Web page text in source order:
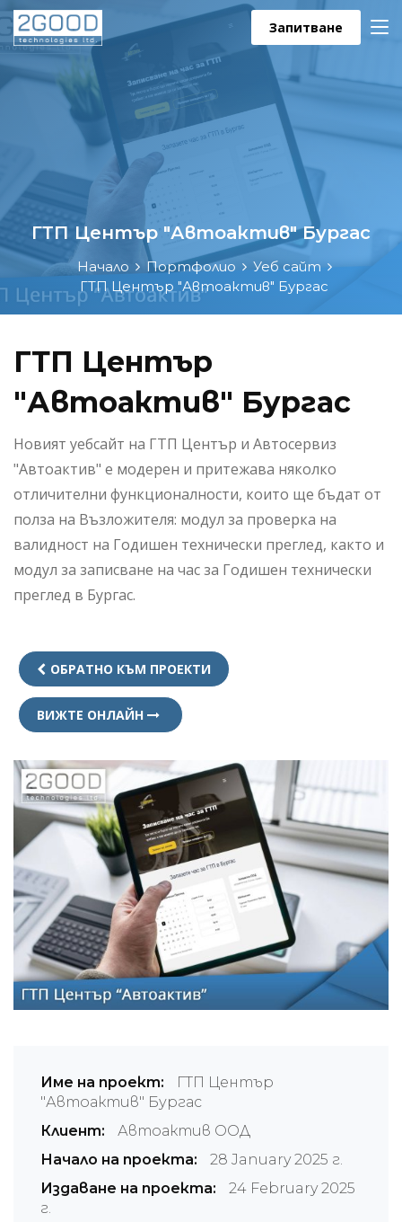
Запитване
ГТП Център "Автоактив" Бургас
Начало Портфолио
Уеб сайт
ГТП Център "Автоактив" Бургас
ГТП Център
"Автоактив" Бургас
Новият уебсайт на ГТП Център и Автосервиз
"Автоактив" е модерен и притежава няколко
отличителни функционалности, които ще бъдат от
полза на Възложителя: модул за проверка на
валидност на Годишен технически преглед, както и
модул за записване на час за Годишен технически
преглед в Бургас.
ОБРАТНО КЪМ ПРОЕКТИ
ВИЖТЕ ОНЛАЙН
Име на проект:
ГТП Център
"Автоактив" Бургас
Клиент:
Автоактив ООД
Начало на проекта:
28 January 2025 г.
Издаване на проекта:
24 February 2025
г.